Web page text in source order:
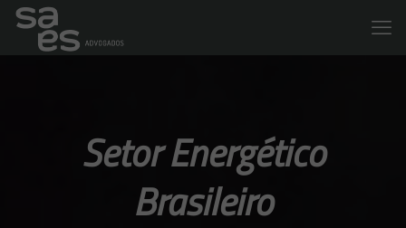
Setor Energético
Brasileiro